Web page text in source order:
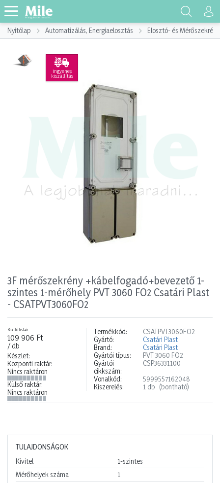
Nyitólap Automatizálás, Energiaelosztás Elosztó- és Mérőszekrény
ingyenes
kiszállítás
3F mérőszekrény +kábelfogadó+bevezető 1-
szintes 1-mérőhely PVT 3060 FO2 Csatári Plast
- CSATPVT3060FO2
Bruttó listaár
109 906 Ft
/ db
Készlet:
Központi raktár:
Nincs raktáron
Külső raktár:
Nincs raktáron
Termékkód:
CSATPVT3060FO2
Gyártó:
Csatári Plast
Brand:
Csatári Plast
Gyártói típus:
PVT 3060 FO2
Gyártói
cikkszám:
CSP36331100
Vonalkód:
5999557162048
Kiszerelés:
1 db (bontható)
TULAJDONSÁGOK
Kivitel
1-szintes
Mérőhelyek száma
1